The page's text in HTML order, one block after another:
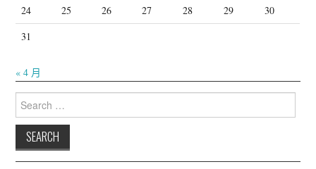
24
25 26 27 28 29
30
31
« 4 月
for: